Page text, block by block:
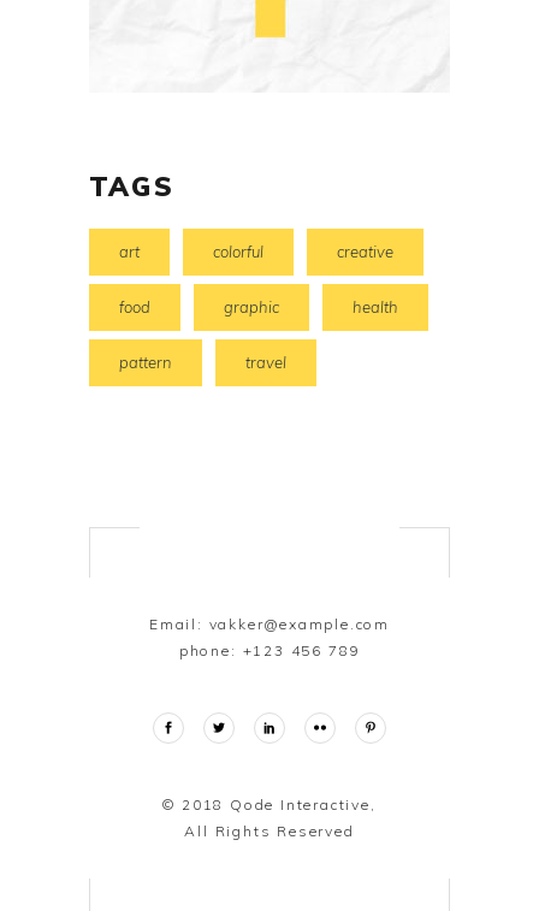
TAGS
art colorful creative
food graphic health
pattern travel
Email: vakker@example.com
phone: +123 456 789
© 2018 Qode Interactive,
All Rights Reserved